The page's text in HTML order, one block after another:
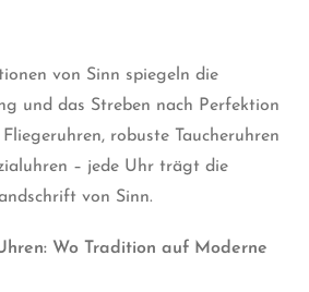
von Sinn spiegeln die
und das Streben nach Perfektion
robuste Taucheruhren
– jede Uhr trägt die
von Sinn.
Wo Tradition auf Moderne